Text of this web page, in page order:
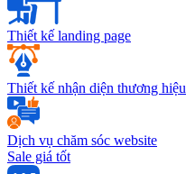
Thiết kế landing page
Thiết kế nhận diện thương hiệu
Dịch vụ chăm sóc website
Sale giá tốt